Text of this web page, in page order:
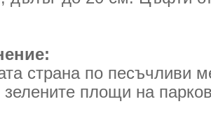
страна по песъчливи
площи на